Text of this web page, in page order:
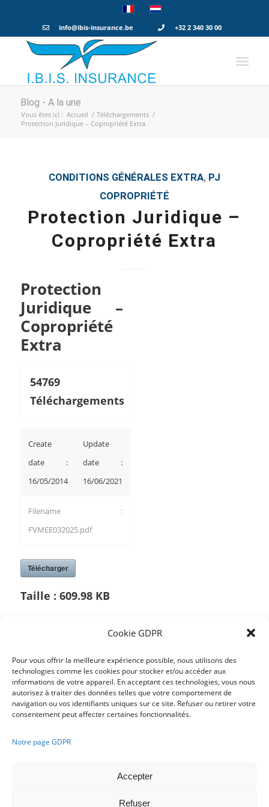
Cookie GDPR
Pour vous offrir la meilleure expérience possible, nous utilisons des
technologies comme les cookies pour stocker et/ou accéder aux
informations de votre appareil. En acceptant ces technologies, vous nous
autorisez à traiter des données telles que votre comportement de
navigation ou vos identifiants uniques sur ce site. Refuser ou retirer votre
consentement peut affecter certaines fonctionnalités.
Notre page GDPR
Accepter
Refuser
info@ibis-insurance.be +32 2 340 30 00
Blog - A la une
Vous êtes ici : Accueil / Téléchargements /
Protection Juridique – Copropriété Extra
CONDITIONS GÉNÉRALES EXTRA, PJ
COPROPRIÉTÉ
Protection Juridique –
Copropriété Extra
Protection
Juridique –
Copropriété
Extra
54769
Téléchargements
Create
date :
16/05/2014
Update
date :
16/06/2021
Filename :
FVMEE032025.pdf
Télécharger
Taille : 609.98 KB
Partager cette publication